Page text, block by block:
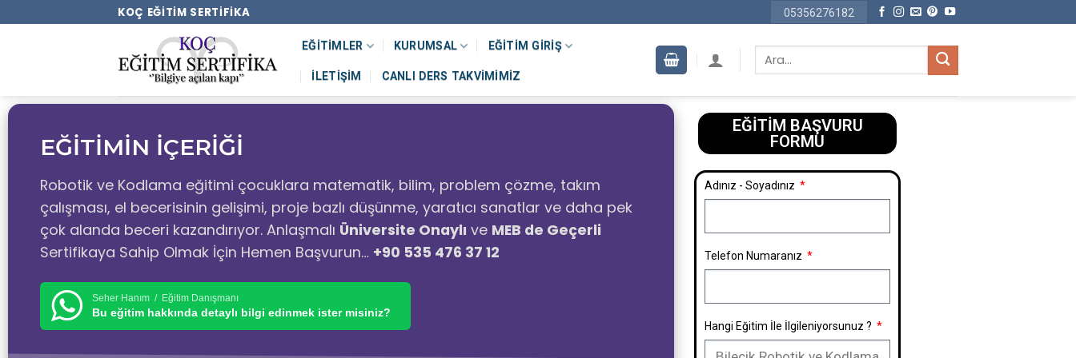
KOÇ EĞITIM SERTIFIKA 05356276182
EĞITIMLER KURUMSAL EĞITIM GIRIŞ
İLETIŞIM CANLI DERS TAKVIMIMIZ
EĞİTİMİN İÇERİĞİ
Robotik ve Kodlama eğitimi çocuklara matematik, bilim, problem çözme, takım
çalışması, el becerisinin gelişimi, proje bazlı düşünme, yaratıcı sanatlar ve daha pek
çok alanda beceri kazandırıyor. Anlaşmalı Üniversite Onaylı ve MEB de Geçerli
Sertifikaya Sahip Olmak İçin Hemen Başvurun… +90 535 476 37 12
Seher Hanım / Eğitim Danışmanı
Bu eğitim hakkında detaylı bilgi edinmek ister misiniz?
EĞİTİM BAŞVURU
FORMU​
Adınız - Soyadınız
Telefon Numaranız
Hangi Eğitim İle İlgileniyorsunuz ?